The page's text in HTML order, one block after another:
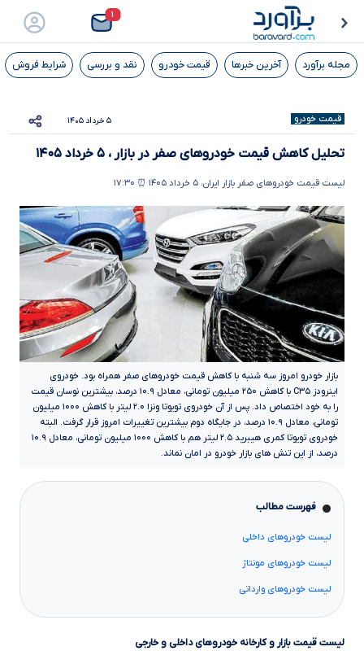
۱
مجله برآورد آخرین خبرها قیمت خودرو نقد و بررسی شرایط فروش
قیمت خودرو ۵ خرداد ۱۴۰۵
تحلیل کاهش قیمت خودروهای صفر در بازار ، ۵ خرداد ۱۴۰۵
لیست قیمت خودروهای صفر بازار ایران، ۵ خرداد ۱۴۰۵ ⏰ ۱۷:۳۰
بازار خودرو امروز سه شنبه با کاهش قیمت خودروهای صفر همراه بود. خودروی
اینرودز C۳۵ با کاهش ۲۵۰ میلیون تومانی، معادل ۱۰.۹ درصد، بیشترین نوسان قیمت
را به خود اختصاص داد. پس از آن خودروی تویوتا ونزا ۲.۰ لیتر با کاهش ۱۰۰۰ میلیون
تومانی، معادل ۱۰.۹ درصد، در جایگاه دوم بیشترین تغییرات امروز قرار گرفت. البته
خودروی تویوتا کمری هیبرید ۲.۵ لیتر هم با کاهش ۱۰۰۰ میلیون تومانی، معادل ۱۰.۹
درصد، از این تنش های بازار خودرو در امان نماند.
فهرست مطالب
لیست خودروهای داخلی
لیست خودروهای مونتاژ
لیست خودروهای وارداتی
لیست قیمت بازار و کارخانه خودروهای داخلی و خارجی